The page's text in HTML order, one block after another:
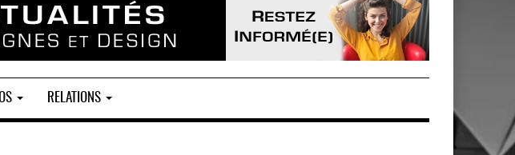
RELATIONS